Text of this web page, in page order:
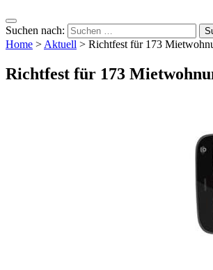
Suchen nach:
Home > Aktuell > Richtfest für 173
Richtfest für 173